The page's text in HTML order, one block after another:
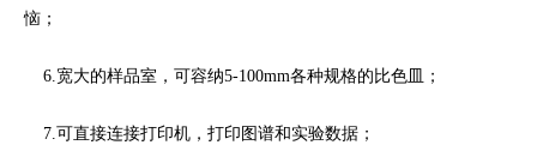
恼；
6.宽大的样品室，可容纳5-100mm各种规格的比色皿；
7.可直接连接打印机，打印图谱和实验数据；